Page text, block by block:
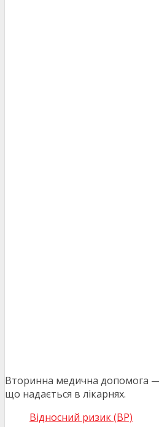
Вторинна медична допомога
що надається в лікарнях.
Відносний ризик (ВР)